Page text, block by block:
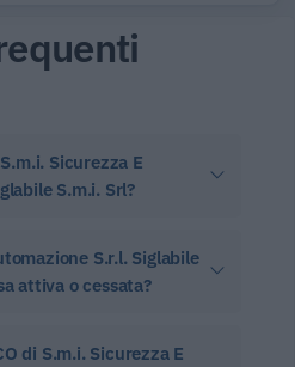
Sicurezza E
S.m.i. Srl?
S.r.l. Siglabile
attiva o cessata?
di S.m.i. Sicurezza E